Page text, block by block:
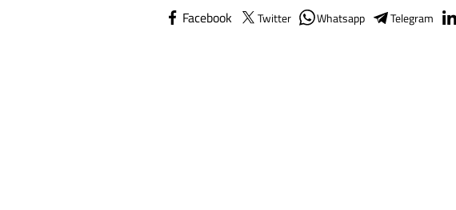
Facebook Twitter Whatsapp Telegram